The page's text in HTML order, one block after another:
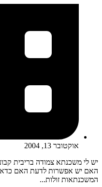
אוקטובר 13, 2004
האם יש אפשרות לדעת האם כדאי
המשכנתאות זולות...